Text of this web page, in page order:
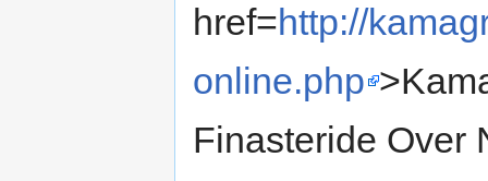
href=http://
online.php
Finasteride Over